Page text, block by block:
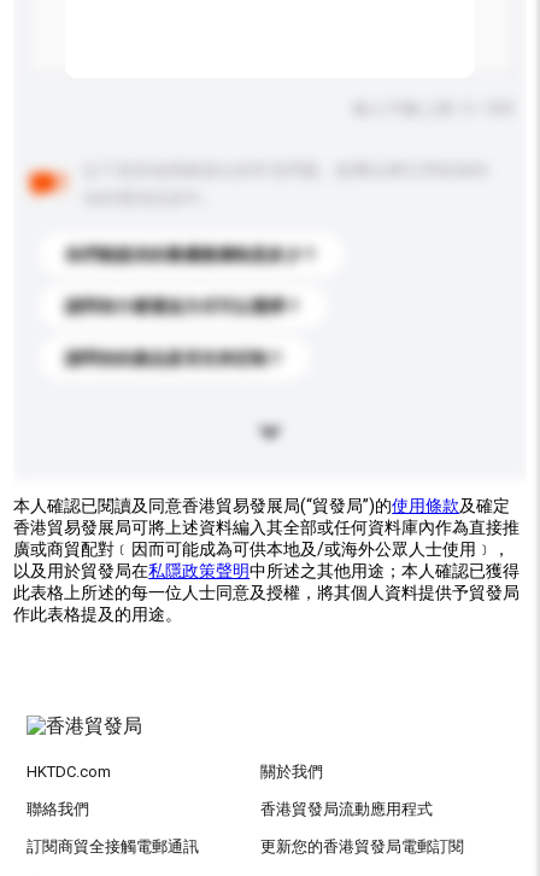
你們能提供的最優惠價格是多少？
請問有什麼運送方式可以選擇？
請問你的產品是否支持定制？
本人確認已閱讀及同意香港貿易發展局(“貿發局”)的使用條款及確定
香港貿易發展局可將上述資料編入其全部或任何資料庫內作為直接推
廣或商貿配對﹝因而可能成為可供本地及/或海外公眾人士使用﹞，
以及用於貿發局在私隱政策聲明中所述之其他用途；本人確認已獲得
此表格上所述的每一位人士同意及授權，將其個人資料提供予貿發局
作此表格提及的用途。
HKTDC.com 關於我們
聯絡我們 香港貿發局流動應用程式
訂閱商貿全接觸電郵通訊 更新您的香港貿發局電郵訂閱